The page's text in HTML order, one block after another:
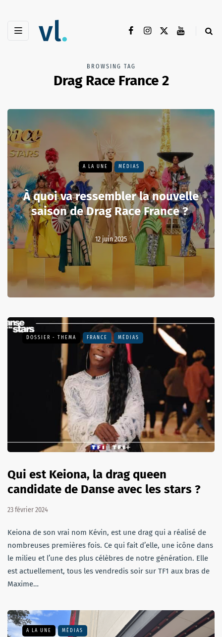
BROWSING TAG
Drag Race France 2
A LA UNE MÉDIAS
À quoi va ressembler la nouvelle
saison de Drag Race France ?
12 juin 2025
DOSSIER - THEMA FRANCE MÉDIAS
Qui est Keiona, la drag queen
candidate de Danse avec les stars ?
23 février 2024
Keiona de son vrai nom Kévin, est une drag qui a réalisé de
nombreuses premières fois. Ce qui fait d’elle, une icône dans
le milieu et l’une des plus célèbres de notre génération. Elle
est actuellement, tous les vendredis soir sur TF1 aux bras de
Maxime…
A LA UNE MÉDIAS